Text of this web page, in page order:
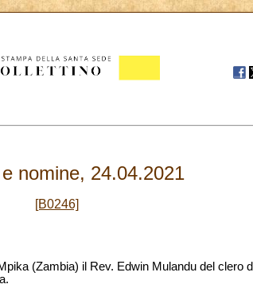
nomine, 24.04.2021
[B0246]
(Zambia) il Rev. Edwin Mulandu del clero